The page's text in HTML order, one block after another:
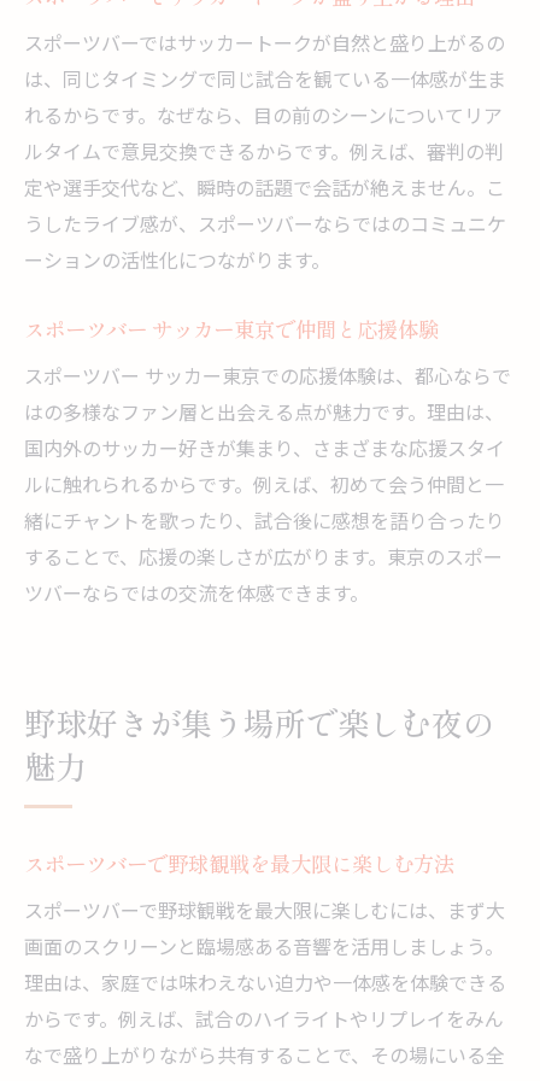
スポーツバーではサッカートークが自然と盛り上がるの
は、同じタイミングで同じ試合を観ている一体感が生ま
れるからです。なぜなら、目の前のシーンについてリア
ルタイムで意見交換できるからです。例えば、審判の判
定や選手交代など、瞬時の話題で会話が絶えません。こ
うしたライブ感が、スポーツバーならではのコミュニケ
ーションの活性化につながります。
スポーツバー サッカー東京で仲間と応援体験
スポーツバー サッカー東京での応援体験は、都心ならで
はの多様なファン層と出会える点が魅力です。理由は、
国内外のサッカー好きが集まり、さまざまな応援スタイ
ルに触れられるからです。例えば、初めて会う仲間と一
緒にチャントを歌ったり、試合後に感想を語り合ったり
することで、応援の楽しさが広がります。東京のスポー
ツバーならではの交流を体感できます。
野球好きが集う場所で楽しむ夜の
魅力
スポーツバーで野球観戦を最大限に楽しむ方法
スポーツバーで野球観戦を最大限に楽しむには、まず大
画面のスクリーンと臨場感ある音響を活用しましょう。
理由は、家庭では味わえない迫力や一体感を体験できる
からです。例えば、試合のハイライトやリプレイをみん
なで盛り上がりながら共有することで、その場にいる全